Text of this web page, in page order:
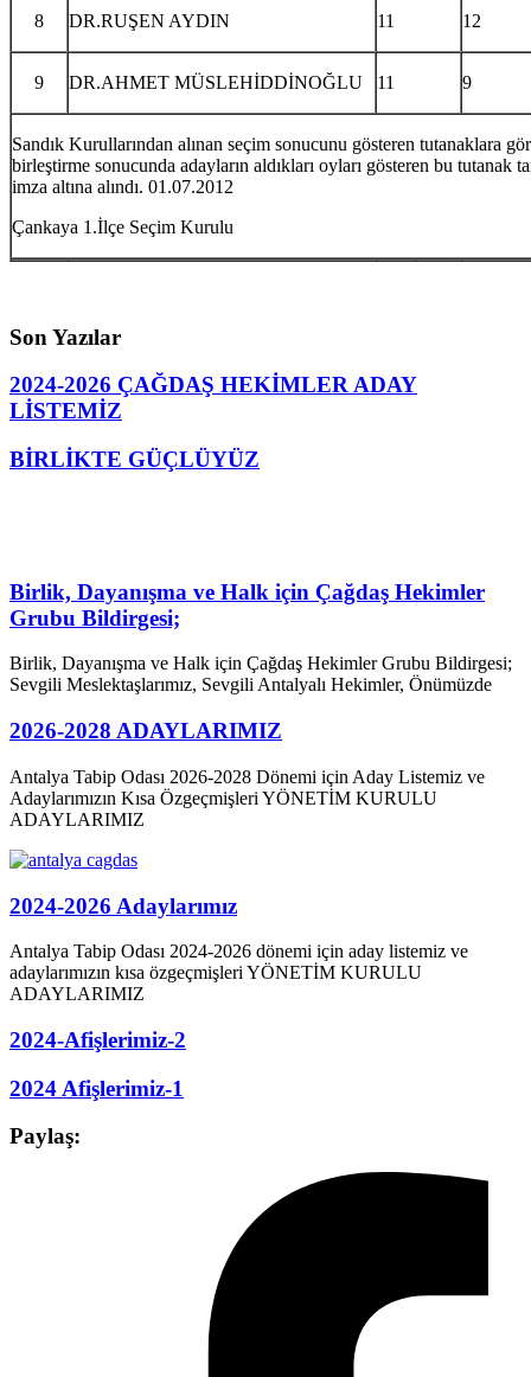
8 DR.RUŞEN AYDIN 11 12
9 DR.AHMET MÜSLEHİDDİNOĞLU 11 9
Sandık Kurullarından alınan seçim sonucunu gösteren tutanaklara
birleştirme sonucunda adayların aldıkları oyları gösteren bu tutanak
imza altına alındı. 01.07.2012
Çankaya 1.İlçe Seçim Kurulu
Son Yazılar
2024-2026 ÇAĞDAŞ HEKİMLER ADAY
LİSTEMİZ
BİRLİKTE GÜÇLÜYÜZ
Birlik, Dayanışma ve Halk için Çağdaş Hekimler
Grubu Bildirgesi;
Birlik, Dayanışma ve Halk için Çağdaş Hekimler Grubu Bildirgesi;
Sevgili Meslektaşlarımız, Sevgili Antalyalı Hekimler, Önümüzde
2026-2028 ADAYLARIMIZ
Antalya Tabip Odası 2026-2028 Dönemi için Aday Listemiz ve
Adaylarımızın Kısa Özgeçmişleri YÖNETİM KURULU
ADAYLARIMIZ
2024-2026 Adaylarımız
Antalya Tabip Odası 2024-2026 dönemi için aday listemiz ve
adaylarımızın kısa özgeçmişleri YÖNETİM KURULU
ADAYLARIMIZ
2024-Afişlerimiz-2
2024 Afişlerimiz-1
Paylaş: